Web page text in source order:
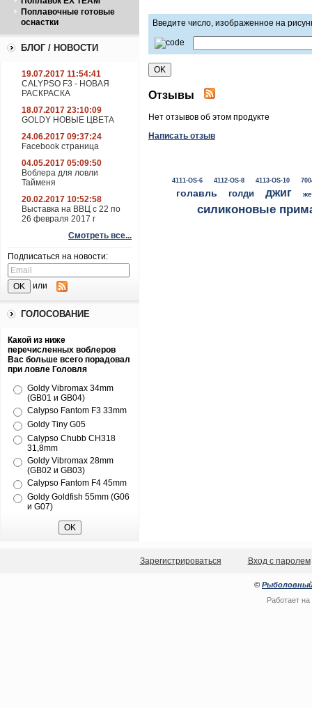
Поплавочные готовые
оснастки
БЛОГ / НОВОСТИ
19.07.2017 11:54:41
CALYPSO F3 - НОВАЯ
РАСКРАСКА
18.07.2017 23:10:09
GOLDY НОВЫЕ ЦВЕТА
24.06.2017 09:37:24
Facebook страница
04.05.2017 05:09:50
Воблера для ловли
Тайменя
20.02.2017 10:52:58
Выставка на ВВЦ с 22 по
26 февраля 2017 г
Смотреть все...
Подписаться на новости:
или
ГОЛОСОВАНИЕ
Какой из ниже
перечисленных воблеров
Вас больше всего порадовал
при ловле Головля
Goldy Vibromax 34mm
(GB01 и GB04)
Calypso Fantom F3 33mm
Goldy Tiny G05
Calypso Chubb CH318
31,8mm
Goldy Vibromax 28mm
(GB02 и GB03)
Calypso Fantom F4 45mm
Goldy Goldfish 55mm (G06
и G07)
Введите число, изображенное на
Отзывы
Нет отзывов об этом продукте
Написать отзыв
4111-OS-6 4112-OS-8 4113-OS-10
голавль голди джиг
силиконовые
Зарегистрироваться Вход с паролем
© Рыболовный
Работает